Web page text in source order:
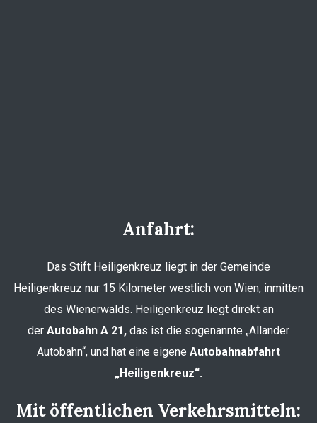
Anfahrt:
Das Stift Heiligenkreuz liegt in der Gemeinde
Heiligenkreuz nur 15 Kilometer westlich von Wien, inmitten
des Wienerwalds. Heiligenkreuz liegt direkt an
der Autobahn A 21, das ist die sogenannte „Allander
Autobahn“, und hat eine eigene Autobahnabfahrt
„Heiligenkreuz“.
Mit öffentlichen Verkehrsmitteln: